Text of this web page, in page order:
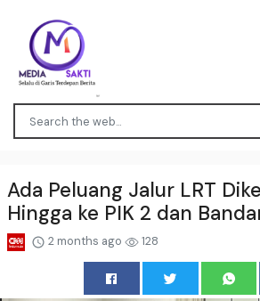
Ada Peluang Jalur LRT
Hingga ke PIK 2 dan
2 months ago 128